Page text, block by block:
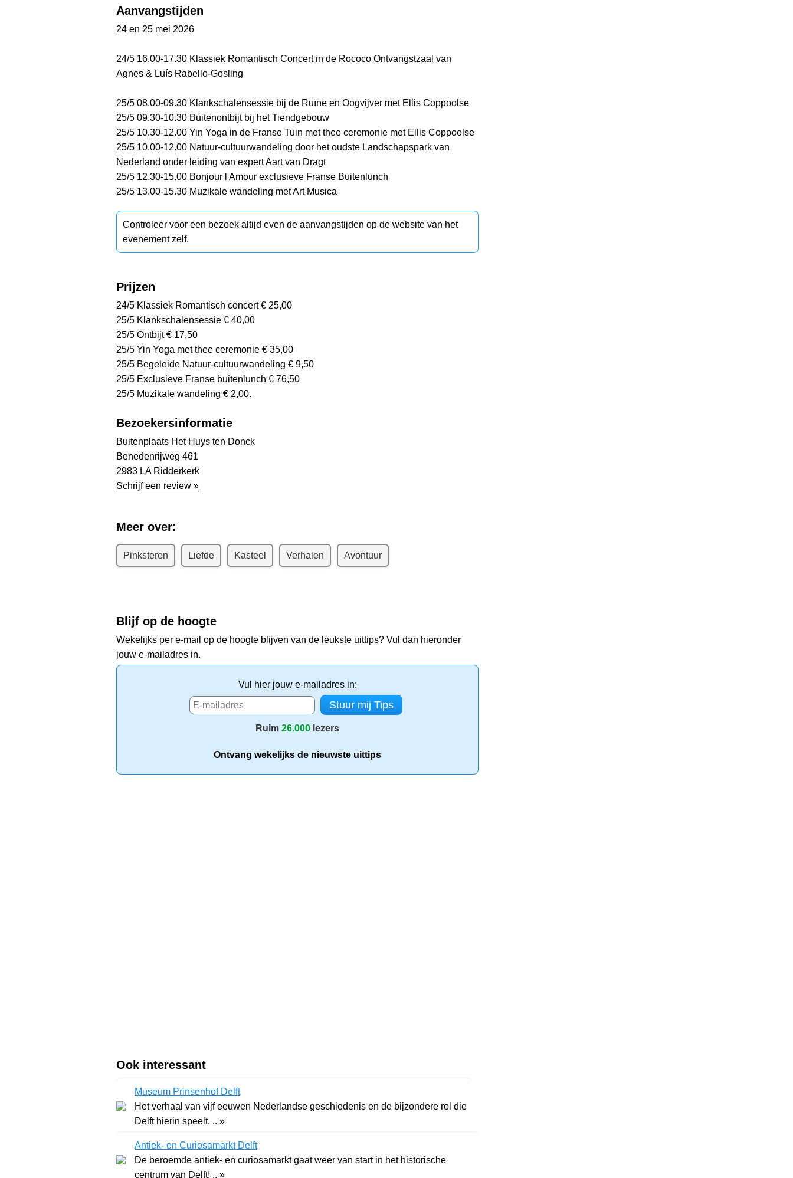
Aanvangstijden
24 en 25 mei 2026
24/5 16.00-17.30 Klassiek Romantisch Concert in de Rococo Ontvangstzaal van
Agnes & Luís Rabello-Gosling
25/5 08.00-09.30 Klankschalensessie bij de Ruïne en Oogvijver met Ellis Coppoolse
25/5 09.30-10.30 Buitenontbijt bij het Tiendgebouw
25/5 10.30-12.00 Yin Yoga in de Franse Tuin met thee ceremonie met Ellis Coppoolse
25/5 10.00-12.00 Natuur-cultuurwandeling door het oudste Landschapspark van
Nederland onder leiding van expert Aart van Dragt
25/5 12.30-15.00 Bonjour l'Amour exclusieve Franse Buitenlunch
25/5 13.00-15.30 Muzikale wandeling met Art Musica
Controleer voor een bezoek altijd even de aanvangstijden op de website van het
evenement zelf.
Prijzen
24/5 Klassiek Romantisch concert € 25,00
25/5 Klankschalensessie € 40,00
25/5 Ontbijt € 17,50
25/5 Yin Yoga met thee ceremonie € 35,00
25/5 Begeleide Natuur-cultuurwandeling € 9,50
25/5 Exclusieve Franse buitenlunch € 76,50
25/5 Muzikale wandeling € 2,00.
Bezoekersinformatie
Buitenplaats Het Huys ten Donck
Benedenrijweg 461
2983 LA Ridderkerk
Schrijf een review »
Meer over:
Pinksteren Liefde Kasteel Verhalen Avontuur
Blijf op de hoogte
Wekelijks per e-mail op de hoogte blijven van de leukste uittips? Vul dan hieronder
jouw e-mailadres in.
Vul hier jouw e-mailadres in:
Ruim 26.000 lezers
Ontvang wekelijks de nieuwste uittips
Ook interessant
Museum Prinsenhof Delft
Het verhaal van vijf eeuwen Nederlandse geschiedenis en de bijzondere rol die
Delft hierin speelt. .. »
Antiek- en Curiosamarkt Delft
De beroemde antiek- en curiosamarkt gaat weer van start in het historische
centrum van Delft! .. »